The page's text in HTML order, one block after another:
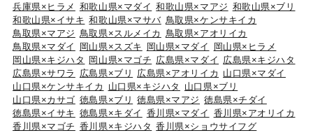
兵庫県×ヒラメ 和歌山県×マダイ 和歌山県×マアジ 和歌山県×ブリ
和歌山県×イサキ 和歌山県×マサバ 鳥取県×ケンサキイカ
鳥取県×マアジ 鳥取県×スルメイカ
鳥取県×アオリイカ
鳥取県×マダイ
岡山県×スズキ 岡山県×マダイ
岡山県×ヒラメ
岡山県×キジハタ
岡山県×マゴチ 広島県×マダイ 広島県×キジハタ
広島県×サワラ
広島県×ブリ 広島県×アオリイカ 山口県×マダイ
山口県×ケンサキイカ
山口県×キジハタ
山口県×ブリ
山口県×カサゴ 徳島県×ブリ 徳島県×マアジ 徳島県×チダイ
徳島県×イサキ 徳島県×キダイ 香川県×マダイ 香川県×アオリイカ
香川県×マゴチ 香川県×キジハタ 香川県×ショウサイフグ